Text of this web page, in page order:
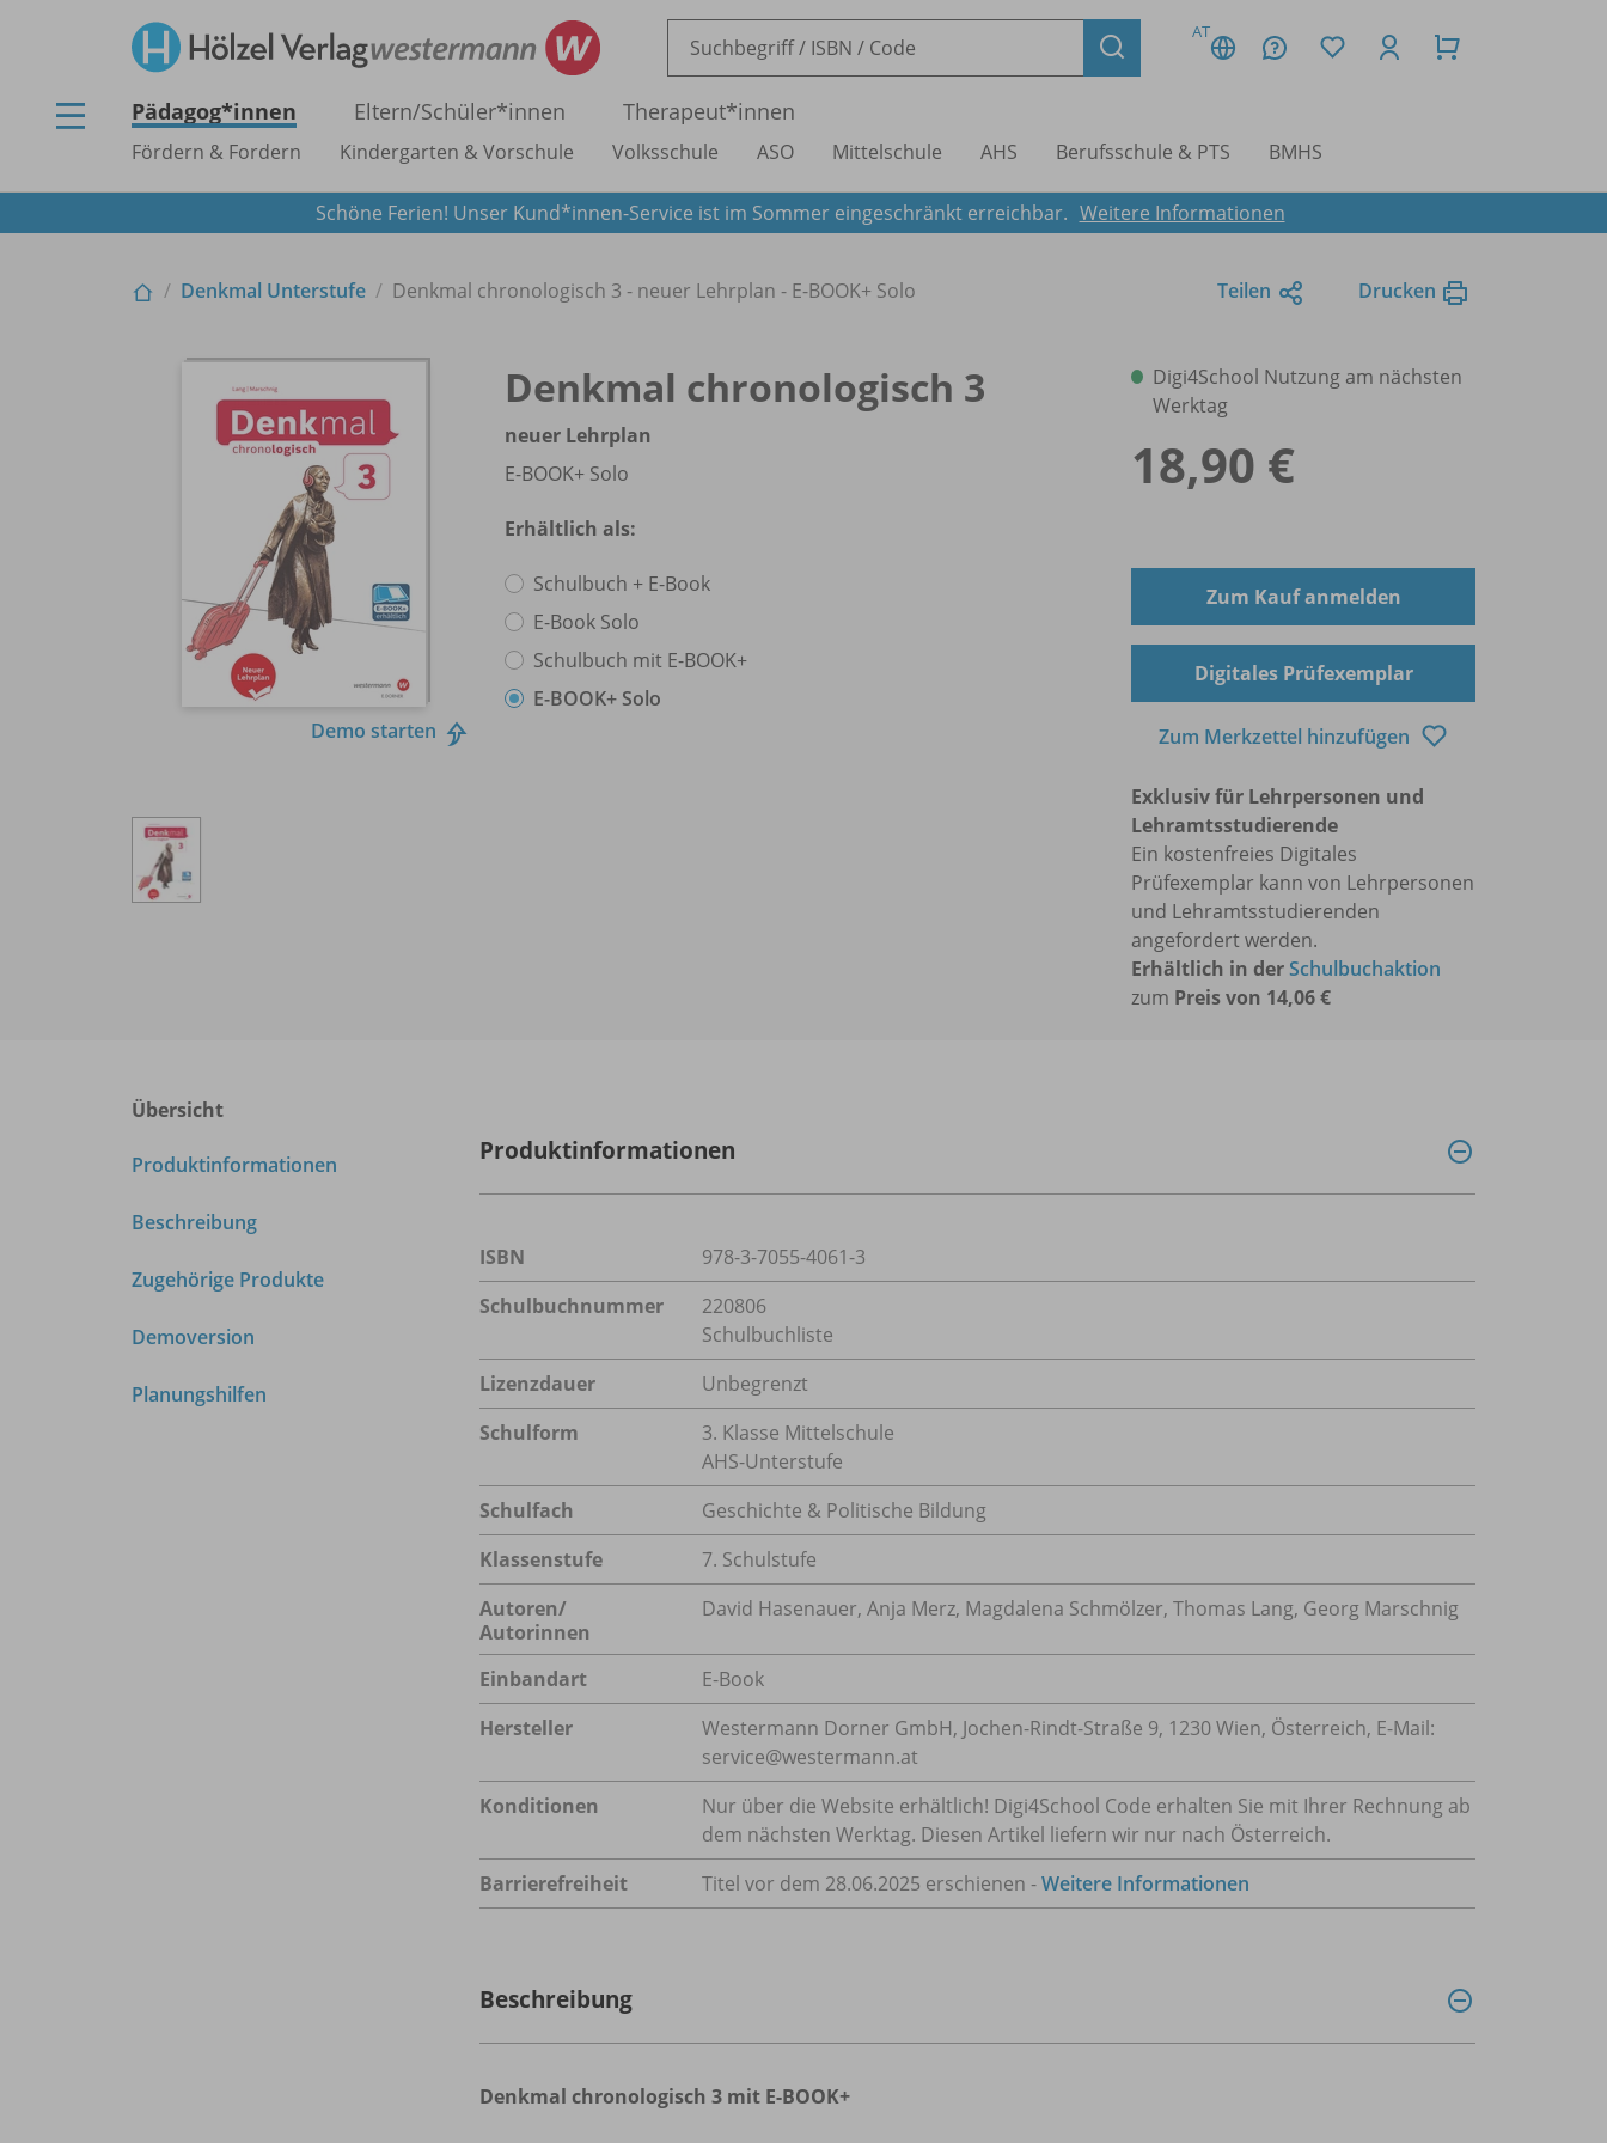
AT
Pädagog*innen Eltern/Schüler*innen Therapeut*innen
Fördern & Fordern Kindergarten & Vorschule Volksschule ASO Mittelschule AHS Berufsschule & PTS BMHS
Schöne Ferien! Unser Kund*innen-Service ist im Sommer eingeschränkt erreichbar. Weitere Informationen
Denkmal Unterstufe Denkmal chronologisch 3 - neuer Lehrplan - E-BOOK+ Solo Teilen Drucken
Demo starten
Denkmal chronologisch 3
neuer Lehrplan
E-BOOK+ Solo
Erhältlich als:
Schulbuch + E-Book
E-Book Solo
Schulbuch mit E-BOOK+
E-BOOK+ Solo
Digi4School Nutzung am nächsten
Werktag
18,90 €
Zum Kauf anmelden
Digitales Prüfexemplar
Zum Merkzettel hinzufügen
Exklusiv für Lehrpersonen und
Lehramtsstudierende
Ein kostenfreies Digitales
Prüfexemplar kann von Lehrpersonen
und Lehramtsstudierenden
angefordert werden.
Erhältlich in derSchulbuchaktion
zum Preis von 14,06 €
Übersicht
Produktinformationen
Beschreibung
Zugehörige Produkte
Demoversion
Planungshilfen
Produktinformationen
ISBN
978-3-7055-4061-3
Schulbuchnummer
220806
Schulbuchliste
Lizenzdauer
Unbegrenzt
Schulform
3. Klasse Mittelschule
AHS-Unterstufe
Schulfach
Geschichte & Politische Bildung
Klassenstufe
7. Schulstufe
Autoren/
Autorinnen
David Hasenauer, Anja Merz, Magdalena Schmölzer, Thomas Lang, Georg Marschnig
Einbandart
E-Book
Hersteller
Westermann Dorner GmbH, Jochen-Rindt-Straße 9, 1230 Wien, Österreich, E-Mail:
service@westermann.at
Konditionen
Nur über die Website erhältlich! Digi4School Code erhalten Sie mit Ihrer Rechnung ab
dem nächsten Werktag. Diesen Artikel liefern wir nur nach Österreich.
Barrierefreiheit
Titel vor dem 28.06.2025 erschienen -Weitere Informationen
Beschreibung
Denkmal chronologisch 3 mit E-BOOK+